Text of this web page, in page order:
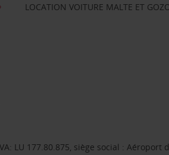
LOCATION VOITURE MALTE ET
LU 177.80.875, siège social : Aéroport